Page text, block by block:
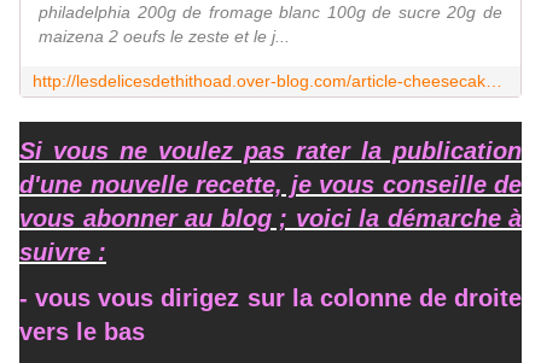
philadelphia 200g de fromage blanc 100g de sucre 20g de
maizena 2 oeufs le zeste et le j...
Si vous ne voulez pas rater la publication
d'une nouvelle recette, je vous conseille de
vous abonner au blog ; voici la démarche à
suivre :
- vous vous dirigez sur la colonne de droite
vers le bas